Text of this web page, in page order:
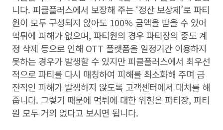
니다. 피클플러스에서 보장해 주는 ‘정산 보상제’로 파티
원이 모두 구성되지 않아도 100% 금액을 받을 수 있어
먹튀에 피해가 없으며, 파티원의 경우 파티장의 중도 계
정 삭제 등으로 인해 OTT 플랫폼을 일정기간 이용하지
못하는 경우가 발생할 수 있지만 피클플러스에서 최우선
적으로 파티를 다시 매칭하여 피해를 최소화해 주며 금
전적인 피해가 발생하지 않도록 고객센터에서 대처를 해
줍니다. 그렇기 때문에 먹튀에 대한 위험은 파티장, 파티
원 모두 거의 없다고 보시면 됩니다.